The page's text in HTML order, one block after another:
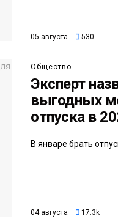
05 августа 530
Общество
Эксперт
выгодных
отпуска в
В январе брать
04 августа 17.3k